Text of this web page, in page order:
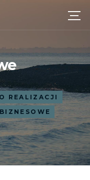
REALIZACJI
BIZNESOWE